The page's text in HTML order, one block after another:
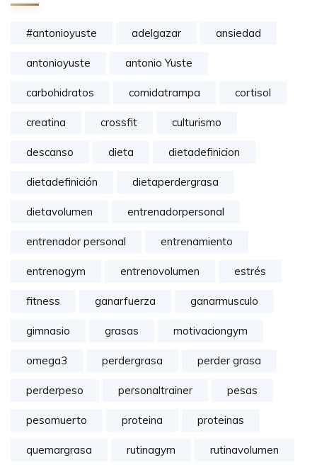
#antonioyuste adelgazar ansiedad
antonioyuste antonio Yuste
carbohidratos comidatrampa cortisol
creatina crossfit culturismo
descanso dieta dietadefinicion
dietadefinición dietaperdergrasa
dietavolumen entrenadorpersonal
entrenador personal entrenamiento
entrenogym entrenovolumen estrés
fitness ganarfuerza ganarmusculo
gimnasio grasas motivaciongym
omega3 perdergrasa perder grasa
perderpeso personaltrainer pesas
pesomuerto proteina proteinas
quemargrasa rutinagym rutinavolumen